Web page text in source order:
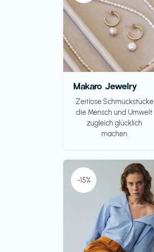
Makaro Jewelry
Zeitlose Schmuckstücke
die Mensch und Umwelt
zugleich glücklich
machen
-15%